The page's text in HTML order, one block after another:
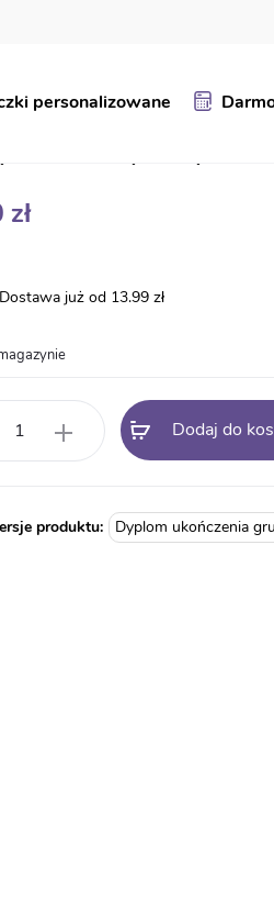
personalizowane
zł
Dostawa już od 13.99 zł
Dodaj do
produktu: Dyplom ukończenia